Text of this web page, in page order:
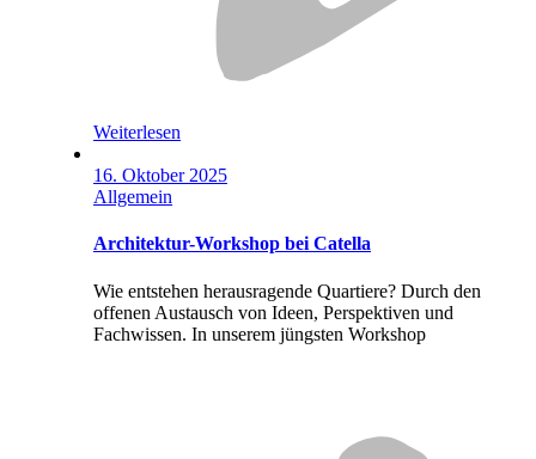
Weiterlesen
16. Oktober 2025
Allgemein
Architektur-Workshop bei Catella
Wie entstehen herausragende Quartiere? Durch den
offenen Austausch von Ideen, Perspektiven und
Fachwissen. In unserem jüngsten Workshop